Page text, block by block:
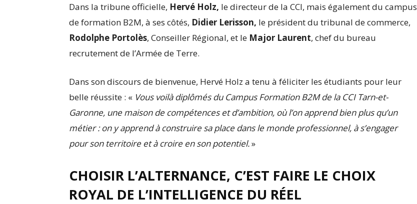
Dans la tribune officielle, Hervé Holz, le directeur de la CCI, mais également du campus
de formation B2M, à ses côtés, Didier Lerisson, le président du tribunal de commerce,
Rodolphe Portolès, Conseiller Régional, et le Major Laurent, chef du bureau
recrutement de l’Armée de Terre.
Dans son discours de bienvenue, Hervé Holz a tenu à féliciter les étudiants pour leur
belle réussite : « Vous voilà diplômés du Campus Formation B2M de la CCI Tarn-et-
Garonne, une maison de compétences et d’ambition, où l’on apprend bien plus qu’un
métier : on y apprend à construire sa place dans le monde professionnel, à s’engager
pour son territoire et à croire en son potentiel.»
CHOISIR L’ALTERNANCE, C’EST FAIRE LE CHOIX
ROYAL DE L’INTELLIGENCE DU RÉEL